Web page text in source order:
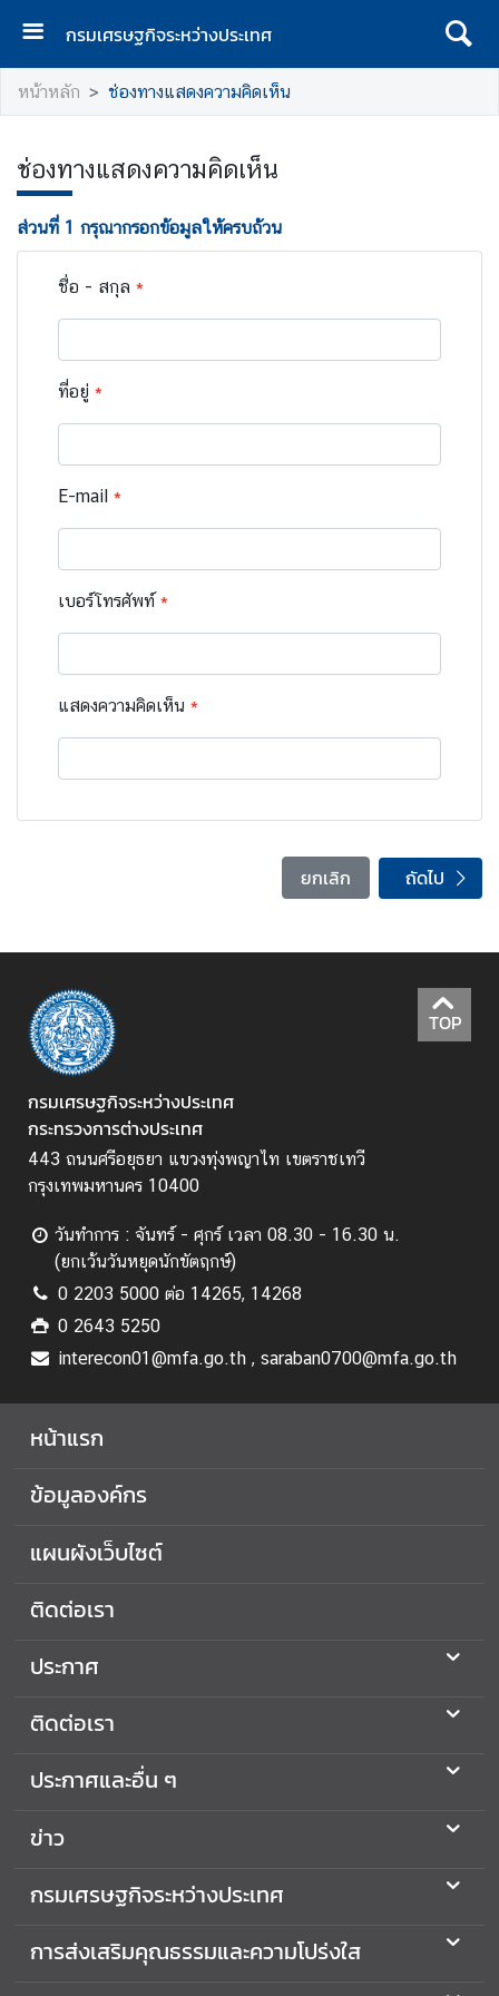
กรมเศรษฐกิจระหว่างประเทศ
ห
น้
ร
ก
ก
ร
ศ
ร
กิ
จ
ร
ห
ว่
า
ป
ร
ะ
ท
ศ
ป
ร
ะ
ก
า
ศ
แ
ล
ะ
อื่
น
ๆ
า
ร
ง
เ
ริ
คุ
ธ
ร
แ
ะ
ว
า
โ
หน้าหลัก ช่องทางแสดงความคิดเห็น
ช่องทางแสดงความคิดเห็น
ส่วนที่ 1 กรุณากรอกข้อมูลให้ครบถ้วน
ชื่อ - สกุล *
ที่อยู่ *
E-mail *
เบอร์โทรศัพท์ *
แสดงความคิดเห็น *
ยกเลิก ถัดไป
TOP
กรมเศรษฐกิจระหว่างประเทศ
กระทรวงการต่างประเทศ
443 ถนนศรีอยุธยา แขวงทุ่งพญาไท เขตราชเทวี
กรุงเทพมหานคร 10400
วันทำการ : จันทร์ - ศุกร์ เวลา 08.30 - 16.30 น.
(ยกเว้นวันหยุดนักขัตฤกษ์)
0 2203 5000 ต่อ 14265, 14268
0 2643 5250
interecon01@mfa.go.th , saraban0700@mfa.go.th
หน้าแรก
ข้อมูลองค์กร
แผนผังเว็บไซต์
ติดต่อเรา
ประกาศ
ติดต่อเรา
ประกาศและอื่น ๆ
ข่าว
กรมเศรษฐกิจระหว่างประเทศ
การส่งเสริมคุณธรรมและความโปร่งใส